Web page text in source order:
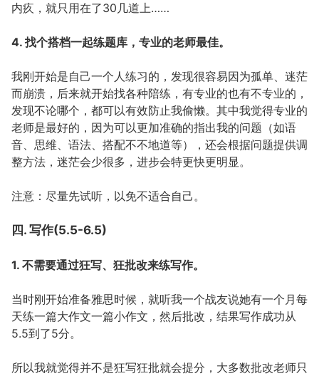
内疚，就只用在了30几道上……
4. 找个搭档一起练题库，专业的老师最佳。
我刚开始是自己一个人练习的，发现很容易因为孤单、迷茫
而崩溃，后来就开始找各种陪练，有专业的也有不专业的，
发现不论哪个，都可以有效防止我偷懒。其中我觉得专业的
老师是最好的，因为可以更加准确的指出我的问题（如语
音、思维、语法、搭配不不地道等），还会根据问题提供调
整方法，迷茫会少很多，进步会特更快更明显。
注意：尽量先试听，以免不适合自己。
四. 写作(5.5-6.5)
1. 不需要通过狂写、狂批改来练写作。
当时刚开始准备雅思时候，就听我一个战友说她有一个月每
天练一篇大作文一篇小作文，然后批改，结果写作成功从
5.5到了5分。
所以我就觉得并不是狂写狂批就会提分，大多数批改老师只